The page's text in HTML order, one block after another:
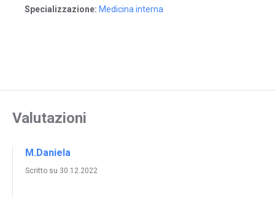
Specializzazione: Medicina interna
Valutazioni
M.Daniela
Scritto su 30.12.2022